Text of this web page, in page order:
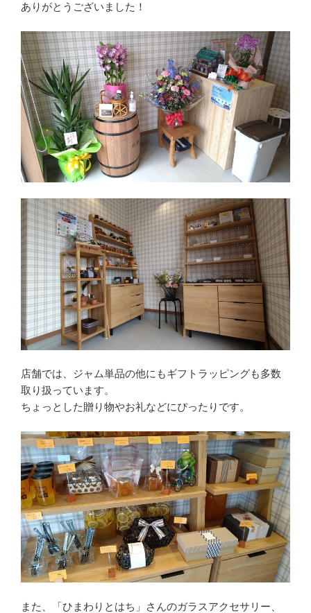
ありがとうございました！
店舗では、ジャム単品の他にもギフトラッピングも多数
取り扱っています。
ちょっとした贈り物やお礼などにぴったりです。
また、「ひまわりとはち」さんのガラスアクセサリー、